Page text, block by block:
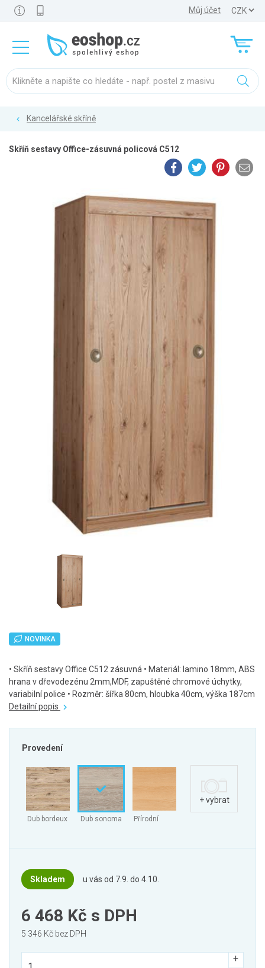
Můj účet
Kancelářské skříně
Skříň sestavy Office-zásuvná policová C512
NOVINKA
• Skříň sestavy Office C512 zásuvná • Materiál: lamino 18mm, ABS
hrana v dřevodezénu 2mm,MDF, zapuštěné chromové úchytky,
variabilní police • Rozměr: šířka 80cm, hloubka 40cm, výška 187cm
Detailní popis
+ vybrat
Provedení
Dub bordeux Dub sonoma Přírodní
Skladem u vás od 7.9. do 4.10.
6 468 Kč s DPH
5 346 Kč bez DPH